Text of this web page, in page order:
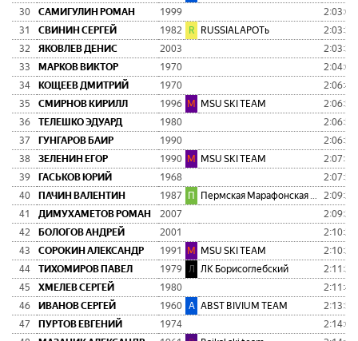
30
САМИГУЛИН РОМАН 1999
2:03:05
31
СВИНИН СЕРГЕЙ 1982 R RUSSIALAPOTь
2:03:39
32
ЯКОВЛЕВ ДЕНИС 2003
2:03:39
33
МАРКОВ ВИКТОР 1970
2:04:04
34
КОЩЕЕВ ДМИТРИЙ 1970
2:06:40
35
СМИРНОВ КИРИЛЛ 1996 M MSU SKI TEAM
2:06:50
36
ТЕЛЕШКО ЭДУАРД 1980
2:06:51
37
ГУНГАРОВ БАИР 1990
2:06:55
38
ЗЕЛЕНИН ЕГОР 1990 M MSU SKI TEAM
2:07:16
39
ГАСЬКОВ ЮРИЙ 1968
2:07:55
40
ПАЧИН ВАЛЕНТИН 1987 П Пермская Марафонская Команда
2:09:24
41
ДИМУХАМЕТОВ РОМАН 2007
2:09:24
42
БОЛОГОВ АНДРЕЙ 2001
2:10:25
43
СОРОКИН АЛЕКСАНДР 1991 M MSU SKI TEAM
2:10:28
44
ТИХОМИРОВ ПАВЕЛ 1979 Л ЛК Борисоглебский
2:11:29
45
ХМЕЛЕВ СЕРГЕЙ 1980
2:11:47
46
ИВАНОВ СЕРГЕЙ 1960 A ABST BIVIUM TEAM
2:13:50
47
ПУРТОВ ЕВГЕНИЙ 1974
2:14:00